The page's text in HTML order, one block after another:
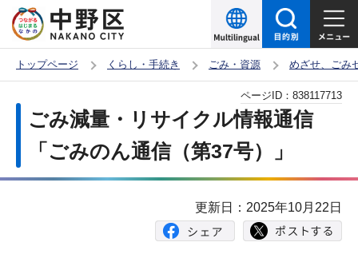
の
ー
トップページ くらし・手続き ごみ・資源 めざせ、ごみ
か
ごみ減量・リサイクル情報通信
「ごみのん通信（第37号）」
ページID： 838117713
更新日：2025年10月22日